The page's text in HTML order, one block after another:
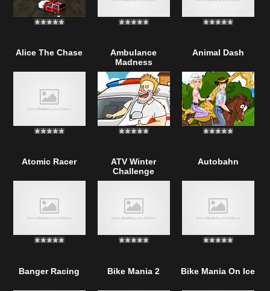
Alice The Chase
Ambulance
Madness
Animal Dash
Atomic Racer
ATV Winter
Challenge
Autobahn
Banger Racing Bike Mania 2 Bike Mania On Ice